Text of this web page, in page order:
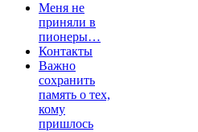
Меня не
приняли в
пионеры…
Контакты
Важно
сохранить
память о тех,
кому
пришлось